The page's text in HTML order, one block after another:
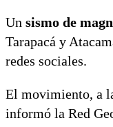
Un sismo de
Tarapacá y
redes sociales.
El movimiento, a
informó la Red